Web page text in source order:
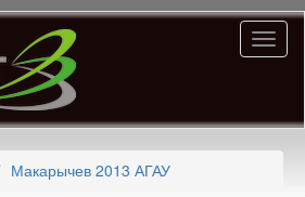
Макарычев 2013 АГАУ